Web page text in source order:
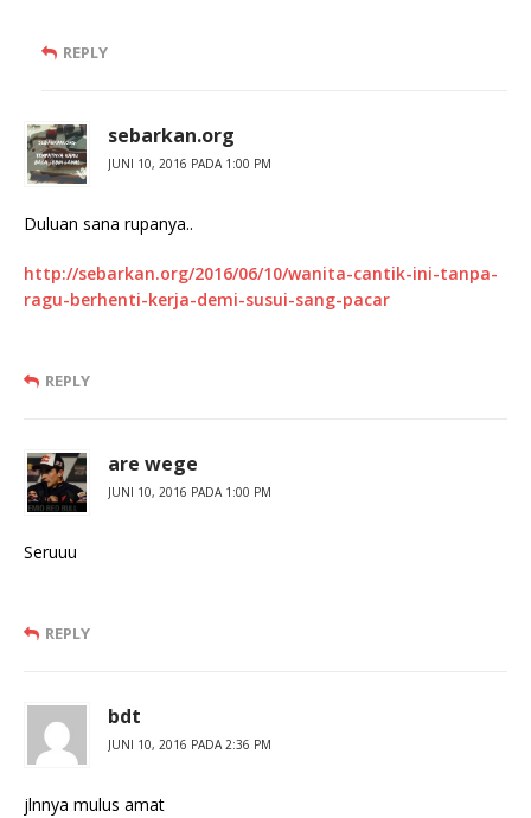
REPLY
sebarkan.org
JUNI 10, 2016 PADA 1:00 PM
Duluan sana rupanya..
http://sebarkan.org/2016/06/10/wanita-cantik-ini-tanpa-
ragu-berhenti-kerja-demi-susui-sang-pacar
REPLY
are wege
JUNI 10, 2016 PADA 1:00 PM
Seruuu
REPLY
bdt
JUNI 10, 2016 PADA 2:36 PM
jlnnya mulus amat